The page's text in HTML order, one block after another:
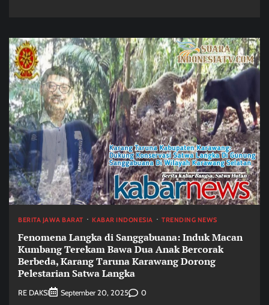
BERITA JAWA BARAT KABAR INDONESIA TRENDING NEWS
Fenomena Langka di Sanggabuana: Induk Macan
Kumbang Terekam Bawa Dua Anak Bercorak
Berbeda, Karang Taruna Karawang Dorong
Pelestarian Satwa Langka
RE DAKSI September 20, 2025 0